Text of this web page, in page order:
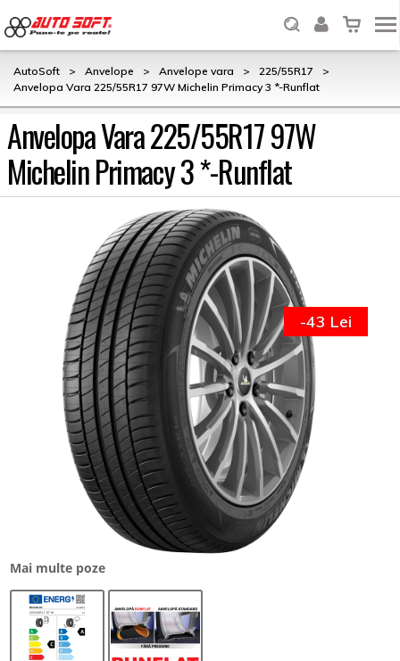
AutoSoft > Anvelope > Anvelope vara > 225/55R17
>
Anvelopa Vara 225/55R17 97W Michelin Primacy 3 *-Runflat
Anvelopa Vara 225/55R17 97W
Michelin Primacy 3 *-Runflat
Mai multe poze
-43 Lei